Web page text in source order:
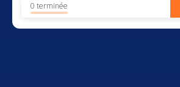
0 terminée